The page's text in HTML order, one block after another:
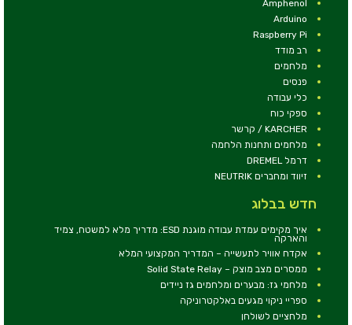
Amphenol
Arduino
Raspberry Pi
רב מודד
מלחמים
פנסים
כלי עבודה
ספקי כוח
KARCHER / קרשר
מלחמים ותחנות הלחמה
דרמל DREMEL
זיווד ומחברים NEUTRIK
חדש בבלוג
איך מקימים עמדת עבודה מוגנת ESD: מדריך מלא למשטח, צמיד
והארקה
אקדח אוויר לתעשייה – המדריך המקצועי המלא
ממסרים מצב מוצק – Solid State Relay
מלחמי גז: מבערים ומלחמים גז ניידים
ספריי ניקוי מגעים באלקטרוניקה
מלחציים לשולחן